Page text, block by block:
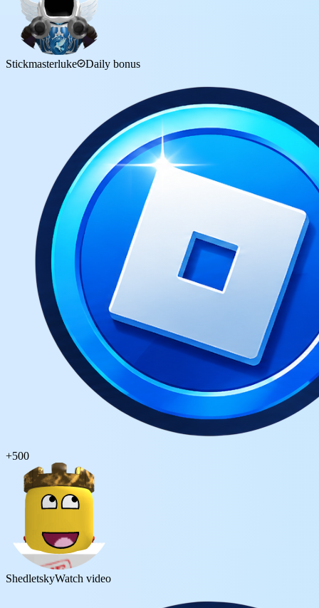
Stickmasterluke Daily bonus
+500
ShedletskyWatch video